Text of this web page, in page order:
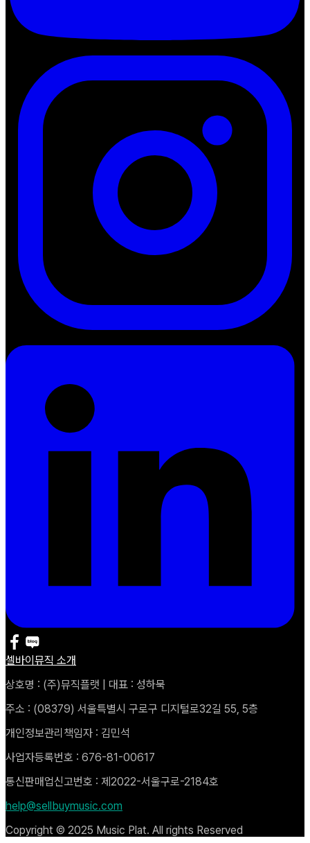
셀바이뮤직 소개
상호명 : (주)뮤직플랫 | 대표 : 성하묵
주소 : (08379) 서울특별시 구로구 디지털로32길 55, 5층
개인정보관리책임자 : 김민석
사업자등록번호 : 676-81-00617
통신판매업신고번호 : 제2022-서울구로-2184호
help@sellbuymusic.com
Copyright © 2025 Music Plat. All rights Reserved